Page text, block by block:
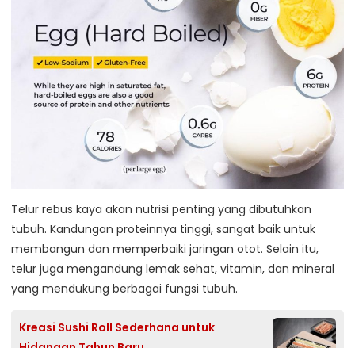
Telur rebus kaya akan nutrisi penting yang dibutuhkan
tubuh. Kandungan proteinnya tinggi, sangat baik untuk
membangun dan memperbaiki jaringan otot. Selain itu,
telur juga mengandung lemak sehat, vitamin, dan mineral
yang mendukung berbagai fungsi tubuh.
Kreasi Sushi Roll Sederhana untuk